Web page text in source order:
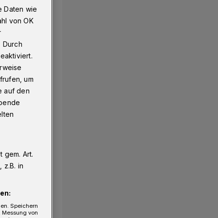
Daten wie
von OK
Durch
um
auf den
gem. Art.
z.B. in
Speichern
von